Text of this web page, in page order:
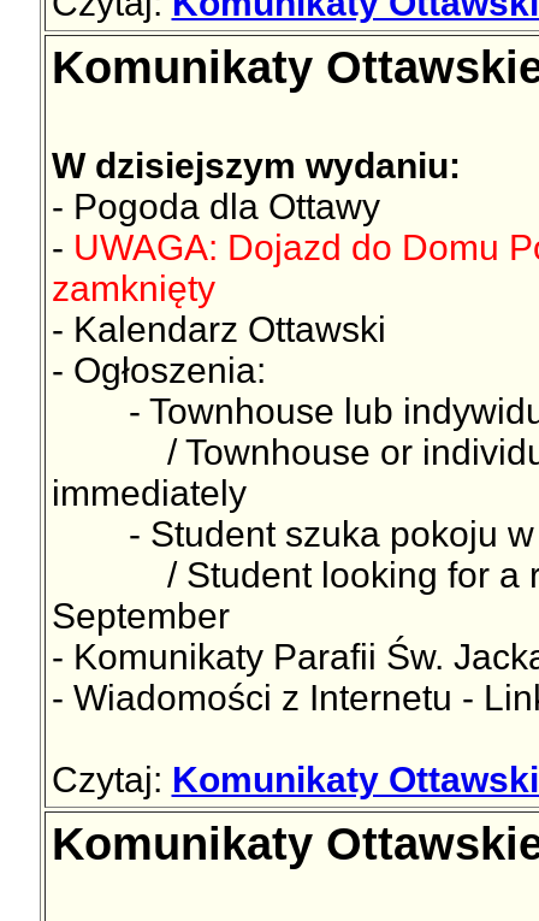
Komunikaty
W dzisiejszym wydaniu:
- Pogoda dla Ottawy
- UWAGA: Dojazd do Domu
zamknięty
- Kalendarz Ottawski
- Ogłoszenia:
- Townhouse lub
/ Townhouse or
immediately
- Student szuka pokoju w
/ Student looking for a
September
- Komunikaty Parafii Św.
- Wiadomości z Internetu -
Czytaj: Komunikaty
Komunikaty